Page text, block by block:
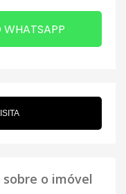
WHATSAPP
o imóvel